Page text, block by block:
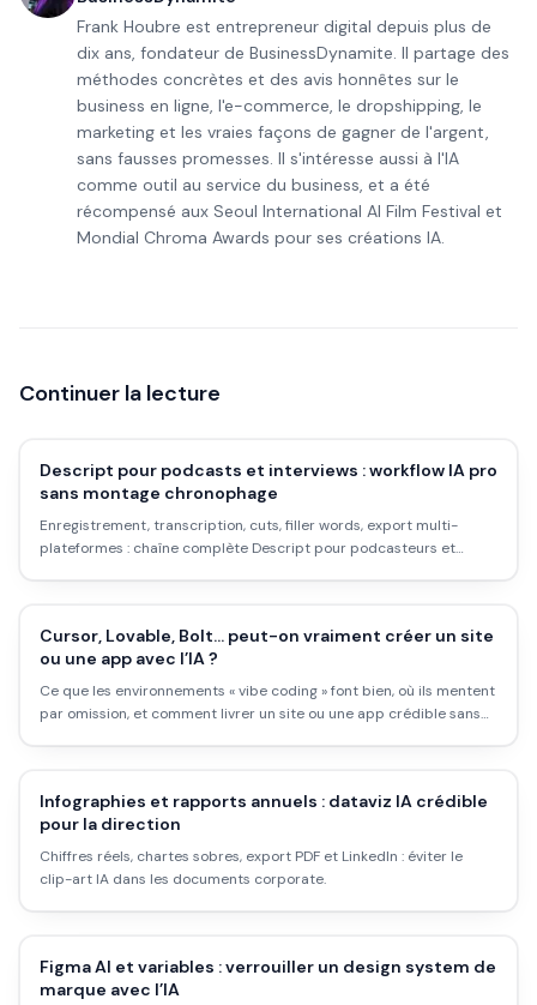
Frank Houbre est entrepreneur digital depuis plus de
dix ans, fondateur de BusinessDynamite. Il partage des
méthodes concrètes et des avis honnêtes sur le
business en ligne, l'e-commerce, le dropshipping, le
marketing et les vraies façons de gagner de l'argent,
sans fausses promesses. Il s'intéresse aussi à l'IA
comme outil au service du business, et a été
récompensé aux Seoul International AI Film Festival et
Mondial Chroma Awards pour ses créations IA.
Continuer la lecture
Descript pour podcasts et interviews : workflow IA pro
sans montage chronophage
Enregistrement, transcription, cuts, filler words, export multi-
plateformes : chaîne complète Descript pour podcasteurs et
Cursor, Lovable, Bolt… peut-on vraiment créer un site
ou une app avec l’IA ?
Ce que les environnements « vibe coding » font bien, où ils mentent
par omission, et comment livrer un site ou une app crédible sans
Infographies et rapports annuels : dataviz IA crédible
pour la direction
Chiffres réels, chartes sobres, export PDF et LinkedIn : éviter le
clip-art IA dans les documents corporate.
Figma AI et variables : verrouiller un design system de
marque avec l’IA